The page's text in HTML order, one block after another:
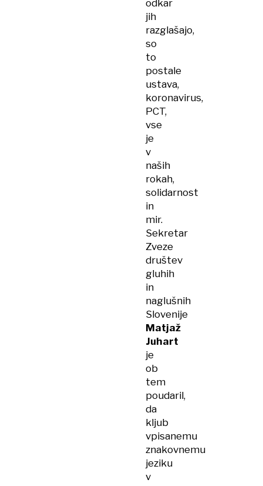
odkar
jih
razglašajo,
so
to
postale
ustava,
koronavirus,
PCT,
vse
je
v
naših
rokah,
solidarnost
in
mir.
Sekretar
Zveze
društev
gluhih
in
naglušnih
Slovenije
Matjaž
Juhart
je
ob
tem
poudaril,
da
kljub
vpisanemu
znakovnemu
jeziku
v